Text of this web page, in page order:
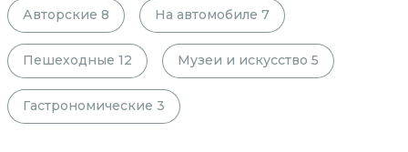
Авторские 8 На автомобиле 7
Пешеходные 12 Музеи и искусство 5
Гастрономические 3